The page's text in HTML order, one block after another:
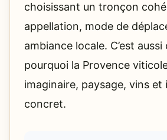
choisissant un tronçon
appellation, mode de
ambiance locale. C’est
pourquoi la Provence
imaginaire, paysage, vins et
concret.